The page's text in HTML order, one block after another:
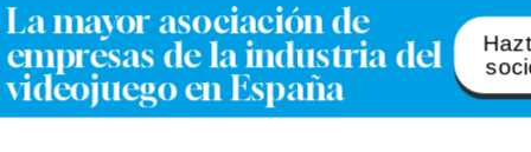
La mayor asociación de
empresas de la industria del
videojuego en España